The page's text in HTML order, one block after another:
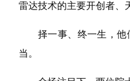
雷达技术的主要开创者、
择一事、终一生，
当。